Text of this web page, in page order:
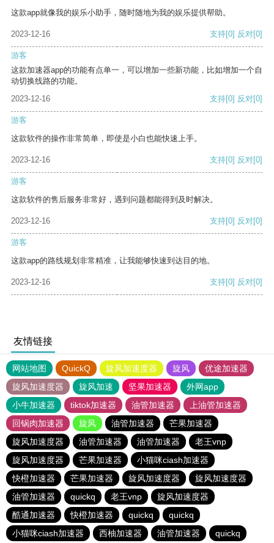
这款app就像我的娱乐小助手，随时随地为我的娱乐提供帮助。
2023-12-16 支持[0] 反对[0]
游客
这款加速器app的功能有点单一，可以增加一些新功能，比如增加一个自
动切换线路的功能。
2023-12-16
支持[0] 反对[0]
游客
这款软件的操作非常简单，即使是小白也能快速上手。
2023-12-16 支持[0] 反对[0]
游客
这款软件的售后服务非常好，遇到问题都能得到及时解决。
2023-12-16 支持[0] 反对[0]
游客
这款app的路线规划非常精准，让我能够快速到达目的地。
2023-12-16 支持[0] 反对[0]
友情链接
网站地图 QuickQ 旋风加速度器 旋风
优途加速器
旋风加速度器
旋风加速 坚果加速器
外网app
小牛加速器
tiktok加速器 油管加速器
上油管加速器
回锅肉加速器
旋风 油管加速器
芒果加速器
旋风加速度器
油管加速器 油管加速器
老王vnp
旋风加速度器
芒果加速器
小猫咪ciash加速器
快橙加速器
芒果加速器 旋风加速度器
旋风加速度器
油管加速器
quickq 老王vnp
旋风加速度器
酷通加速器
快橙加速器 quickq
quickq
小猫咪ciash加速器
西柚加速器 油管加速器 quickq